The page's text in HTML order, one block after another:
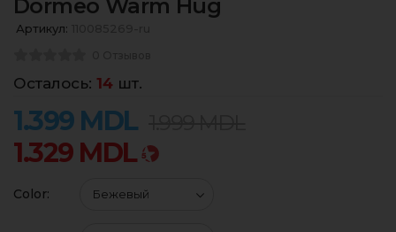
Dormeo Warm Hug
Артикул:
1.399 MDL
1.329 MDL
Осталось: 14 шт.
Color: